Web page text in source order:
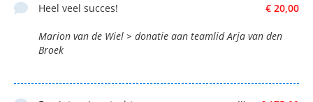
€ 20,00
Heel veel succes!
Marion van de Wiel > donatie aan teamlid Arja van den
Broek